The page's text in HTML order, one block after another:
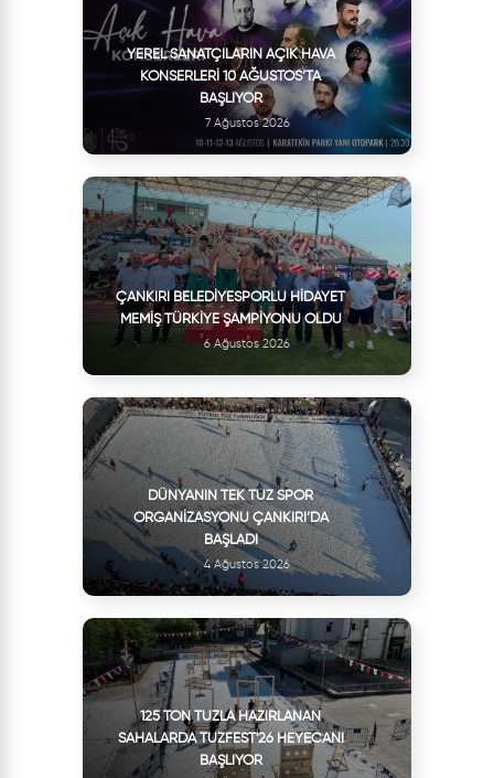
YEREL SANATÇILARIN AÇIK HAVA
KONSERLERI 10 AĞUSTOS’TA
BAŞLIYOR
7 Ağustos 2026
ÇANKIRI BELEDIYESPORLU HIDAYET
MEMIŞ TÜRKIYE ŞAMPIYONU OLDU
6 Ağustos 2026
DÜNYANIN TEK TUZ SPOR
ORGANIZASYONU ÇANKIRI’DA
BAŞLADI
4 Ağustos 2026
125 TON TUZLA HAZIRLANAN
SAHALARDA TUZFEST'26 HEYECANI
BAŞLIYOR